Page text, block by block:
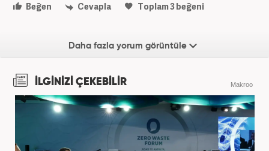
Beğen
Cevapla Toplam3beğeni
Daha fazla yorum görüntüle
İLGİNİZİ ÇEKEBİLİR Makroo